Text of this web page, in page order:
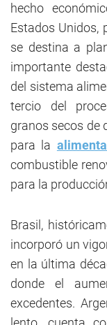
hecho
Estados Unidos,
se destina a
importante
del sistema
tercio del
granos secos de
para la
combustible
para la
Brasil,
incorporó un
en la última
donde el
excedentes.